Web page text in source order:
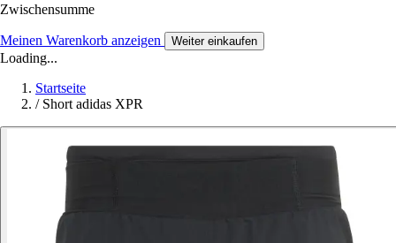
Zwischensumme
Meinen Warenkorb anzeigen Weiter einkaufen
Loading...
Startseite
/ Short adidas XPR